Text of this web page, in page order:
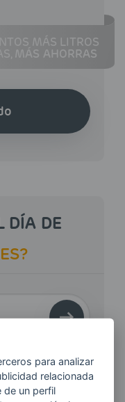
MÁS LITROS
MÁS AHORRAS
DÍA DE
de AVIA
incluido
para analizar
relacionada
de un perfil